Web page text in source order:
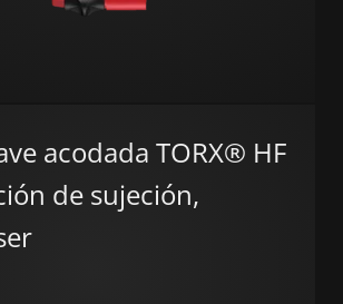
acodada TORX® HF
de sujeción,